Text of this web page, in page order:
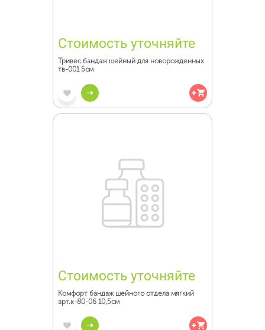
Стоимость уточняйте
Тривес бандаж шейный для новорожденных
тв-001 5см
Стоимость уточняйте
Комфорт бандаж шейного отдела мягкий
арт.к-80-06 10,5см